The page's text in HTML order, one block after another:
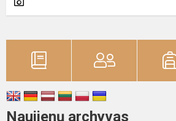
Naujienų archyvas